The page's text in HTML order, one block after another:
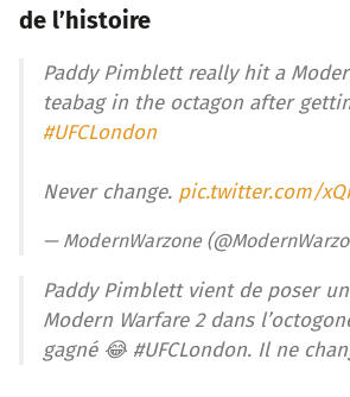
de l’histoire
Paddy Pimblett really hit a
teabag in the octagon after
#UFCLondon
Never change. pic.twitter.com/
— ModernWarzone
Paddy Pimblett vient de poser
Modern Warfare 2 dans
gagné 😂 #UFCLondon. Il ne